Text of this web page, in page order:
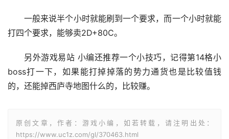
一般来说半个小时就能刷到一个要求，而一个小时就能
打四个要求，能够卖2D+80C。
另外游戏易站 小编还推荐一个小技巧，记得第14格小
boss打一下，如果能打掉掉落的势力通货也是比较值钱
的，还能掉西庐寺地图什么的，比较赚。
原创文章，作者：游戏小编，如若转载，请注明出处：
https://www.uc1z.com/gl/370463.html